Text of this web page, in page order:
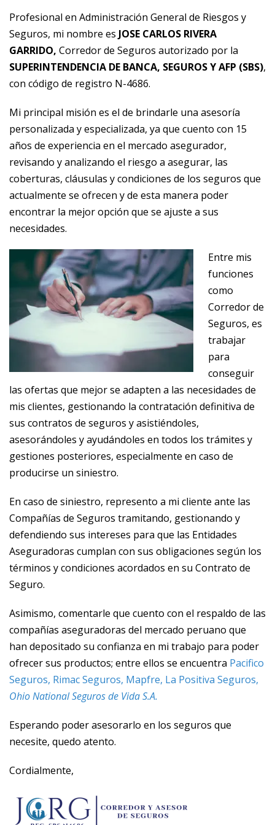
Profesional en Administración General de Riesgos y
Seguros, mi nombre es JOSE CARLOS RIVERA
GARRIDO, Corredor de Seguros autorizado por la
SUPERINTENDENCIA DE BANCA, SEGUROS Y AFP (SBS),
con código de registro N-4686.
Mi principal misión es el de brindarle una asesoría
personalizada y especializada, ya que cuento con 15
años de experiencia en el mercado asegurador,
revisando y analizando el riesgo a asegurar, las
coberturas, cláusulas y condiciones de los seguros que
actualmente se ofrecen y de esta manera poder
encontrar la mejor opción que se ajuste a sus
necesidades.
Entre mis
funciones
como
Corredor de
Seguros, es
trabajar
para
conseguir
las ofertas que mejor se adapten a las necesidades de
mis clientes, gestionando la contratación definitiva de
sus contratos de seguros y asistiéndoles,
asesorándoles y ayudándoles en todos los trámites y
gestiones posteriores, especialmente en caso de
producirse un siniestro.
En caso de siniestro, represento a mi cliente ante las
Compañías de Seguros tramitando, gestionando y
defendiendo sus intereses para que las Entidades
Aseguradoras cumplan con sus obligaciones según los
términos y condiciones acordados en su Contrato de
Seguro.
Asimismo, comentarle que cuento con el respaldo de las
compañías aseguradoras del mercado peruano que
han depositado su confianza en mi trabajo para poder
ofrecer sus productos; entre ellos se encuentra Pacifico
Seguros, Rimac Seguros, Mapfre, La Positiva Seguros,
Ohio National Seguros de Vida S.A.
Esperando poder asesorarlo en los seguros que
necesite, quedo atento.
Cordialmente,